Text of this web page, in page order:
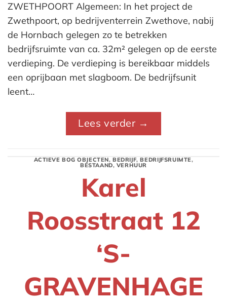
ZWETHPOORT Algemeen: In het project de
Zwethpoort, op bedrijventerrein Zwethove, nabij
de Hornbach gelegen zo te betrekken
bedrijfsruimte van ca. 32m² gelegen op de eerste
verdieping. De verdieping is bereikbaar middels
een oprijbaan met slagboom. De bedrijfsunit
leent…
Lees verder →
ACTIEVE BOG OBJECTEN, BEDRIJF,BEDRIJFSRUIMTE,
BESTAAND, VERHUUR
Karel
Roosstraat 12
‘S-
GRAVENHAGE